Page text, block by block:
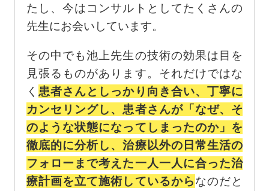
たし、今はコンサルトとしてたくさんの
先生にお会いしています。
その中でも池上先生の技術の効果は目を
見張るものがあります。それだけではな
く 患者さんとしっかり向き合い、丁寧に
カンセリングし、患者さんが「なぜ、そ
のような状態になってしまったのか」を
徹底的に分析し、治療以外の日常生活の
フォローまで考えた一人一人に合った治
療計画を立て施術しているからなのだと